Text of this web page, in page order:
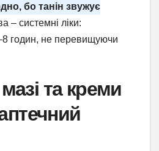
бо танін звужує
– системні ліки:
годин, не перевищуючи
та креми